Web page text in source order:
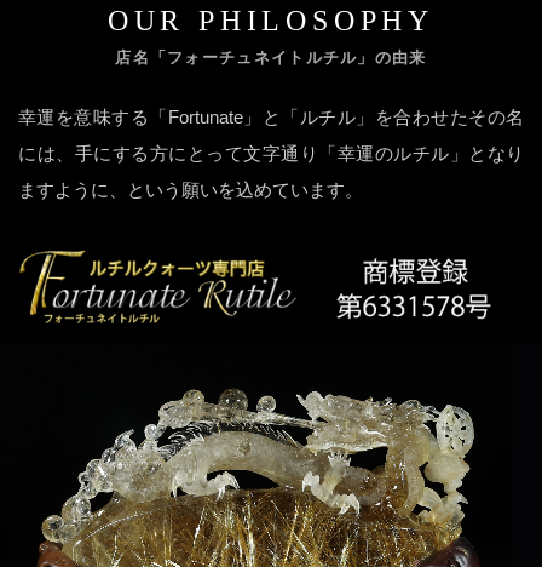
OUR PHILOSOPHY
店名「フォーチュネイトルチル」の由来
幸運を意味する「Fortunate」と「ルチル」を合わせたその名
には、手にする方にとって文字通り「幸運のルチル」となり
ますように、という願いを込めています。